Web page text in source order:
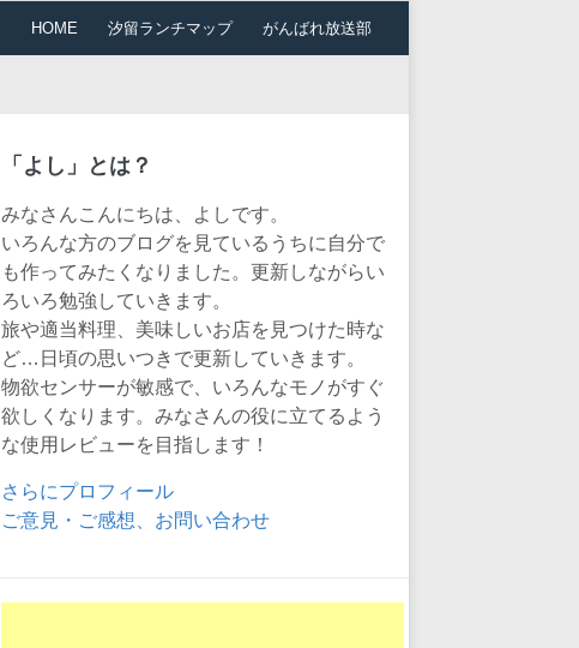
HOME 汐留ランチマップ がんばれ放送部
「よし」とは？
みなさんこんにちは、よしです。
いろんな方のブログを見ているうちに自分で
も作ってみたくなりました。更新しながらい
ろいろ勉強していきます。
旅や適当料理、美味しいお店を見つけた時な
ど…日頃の思いつきで更新していきます。
物欲センサーが敏感で、いろんなモノがすぐ
欲しくなります。みなさんの役に立てるよう
な使用レビューを目指します！
さらにプロフィール
ご意見・ご感想、お問い合わせ